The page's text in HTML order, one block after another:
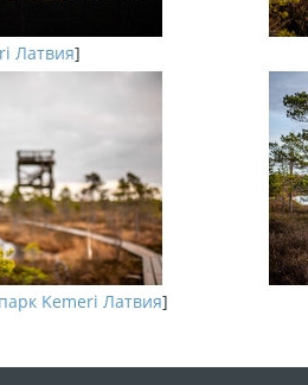
Латвия]
Kemeri Латвия]